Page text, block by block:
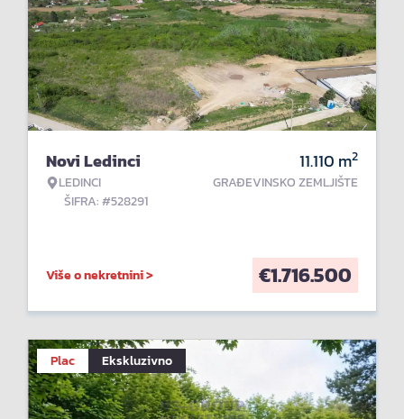
Novi Ledinci
LEDINCI
ŠIFRA: #528291
11.110 m2
GRAĐEVINSKO ZEMLJIŠTE
Više o nekretnini > €1.716.500
Plac Ekskluzivno